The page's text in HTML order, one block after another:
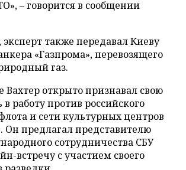
– говорится в сообщении
также передавал Киеву
«Газпрома», перевозящего
газ.
Вахтер открыто признавал свою
в работу против российского
и сети культурных центров
Он предлагал представителю
сотрудничества СБУ
встречу с участием своего